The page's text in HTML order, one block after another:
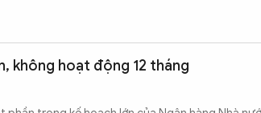
không hoạt động 12 tháng